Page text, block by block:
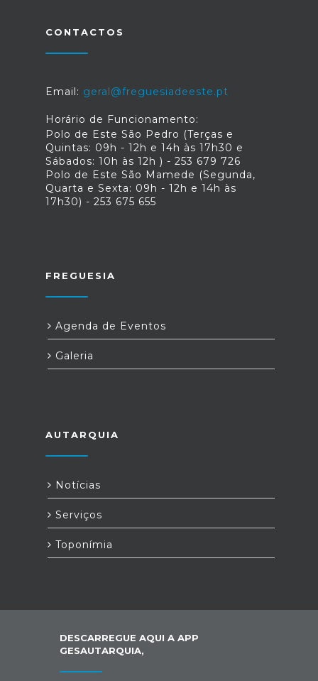
CONTACTOS
Email: geral@freguesiadeeste.pt
Horário de Funcionamento:
Polo de Este São Pedro (Terças e
Quintas: 09h - 12h e 14h às 17h30 e
Sábados: 10h às 12h ) - 253 679 726
Polo de Este São Mamede (Segunda,
Quarta e Sexta: 09h - 12h e 14h às
17h30) - 253 675 655
FREGUESIA
Agenda de Eventos
Galeria
AUTARQUIA
Notícias
Serviços
Toponímia
DESCARREGUE AQUI A APP
GESAUTARQUIA,